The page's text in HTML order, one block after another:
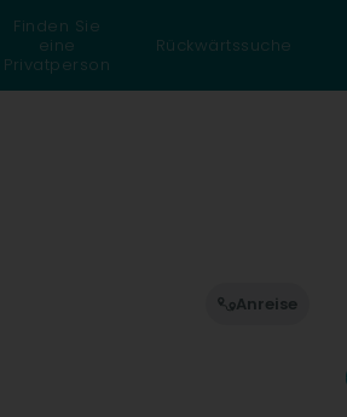
Finden Sie
eine
Privatperson
Rückwärtssuche
Anreise